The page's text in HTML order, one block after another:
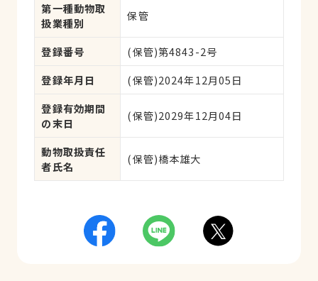
第一種動物取
扱業種別
保管
登録番号
(保管)第4843-2号
登録年月日
(保管)2024年12月05日
登録有効期間
の末日
(保管)2029年12月04日
動物取扱責任
者氏名
(保管)橋本雄大